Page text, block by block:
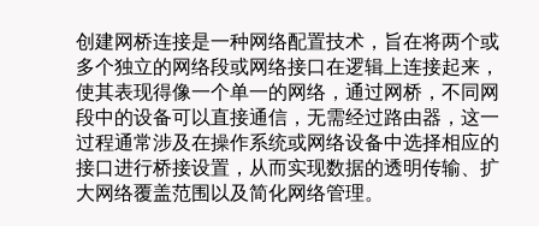
创建网桥连接是一种网络配置技术，旨在将两个或
多个独立的网络段或网络接口在逻辑上连接起来，
使其表现得像一个单一的网络，通过网桥，不同网
段中的设备可以直接通信，无需经过路由器，这一
过程通常涉及在操作系统或网络设备中选择相应的
接口进行桥接设置，从而实现数据的透明传输、扩
大网络覆盖范围以及简化网络管理。